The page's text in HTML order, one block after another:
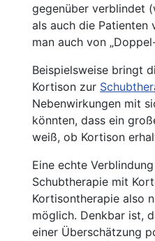
gegenüber verblindet
als auch die Patienten
man auch von
Beispielsweise bringt
Kortison zur
Nebenwirkungen mit
könnten, dass ein
weiß, ob Kortison
Eine echte
Schubtherapie mit
Kortisontherapie also
möglich. Denkbar ist,
einer Überschätzung